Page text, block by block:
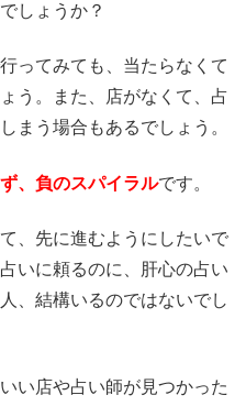
しょうか？
ってみても、当たらなくて
う。また、店がなくて、占
まう場合もあるでしょう。
、負のスパイラルです。
、先に進むようにしたいで
いに頼るのに、肝心の占い
、結構いるのではないでし
い店や占い師が見つかった